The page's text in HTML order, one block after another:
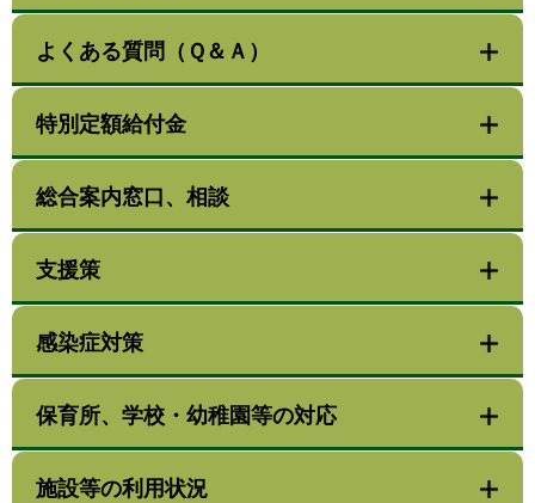
よくある質問（Ｑ＆Ａ）
特別定額給付金
総合案内窓口、相談
支援策
感染症対策
保育所、学校・幼稚園等の対応
施設等の利用状況